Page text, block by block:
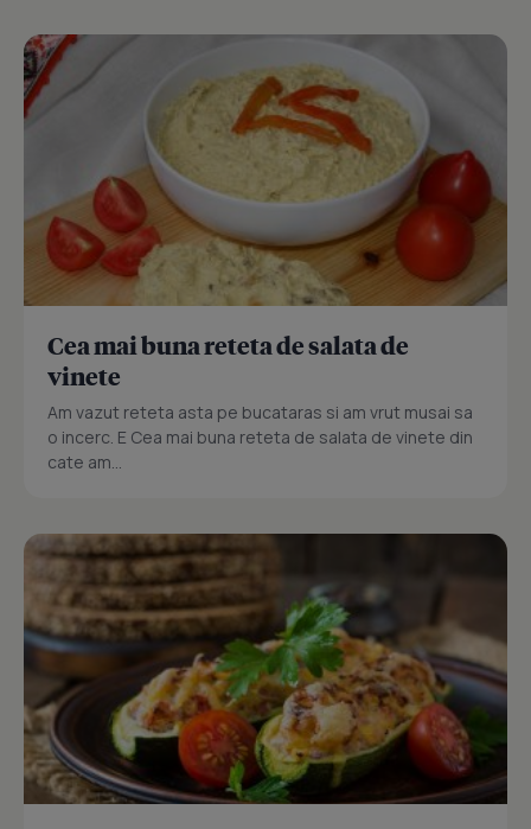
Cea mai buna reteta de salata de
vinete
Am vazut reteta asta pe bucataras si am vrut musai sa
o incerc. E Cea mai buna reteta de salata de vinete din
cate am...